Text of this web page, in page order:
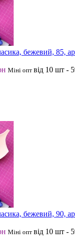
бежевий, 85,
Міні опт від 10 шт -
бежевий, 90,
Міні опт від 10 шт -